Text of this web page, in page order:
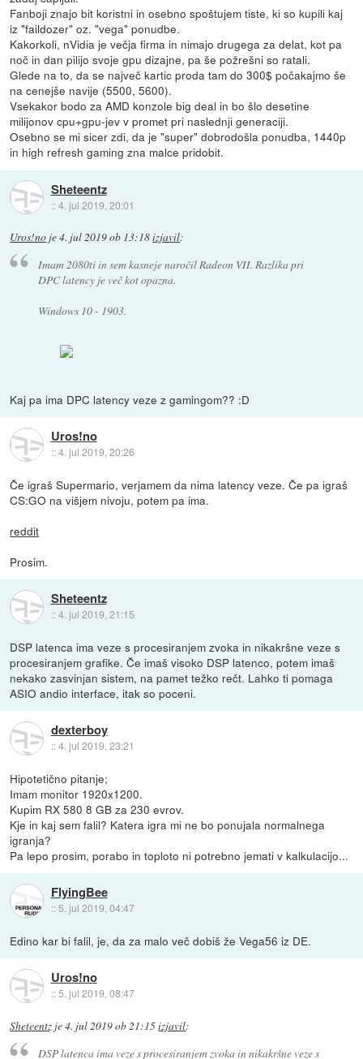
Fanboji znajo bit koristni in osebno spoštujem tiste, ki so kupili kaj
iz "faildozer" oz. "vega" ponudbe.
Kakorkoli, nVidia je večja firma in nimajo drugega za delat, kot pa
noč in dan pilijo svoje gpu dizajne, pa še požrešni so ratali.
Glede na to, da se največ kartic proda tam do 300$ počakajmo še
na cenejše navije (5500, 5600).
Vsekakor bodo za AMD konzole big deal in bo šlo desetine
milijonov cpu+gpu-jev v promet pri naslednji generaciji.
Osebno se mi sicer zdi, da je "super" dobrodošla ponudba, 1440p
in high refresh gaming zna malce pridobit.
Sheteentz
::4. jul 2019, 20:01
Uros!no je4. jul 2019 ob 13:18izjavil:
Imam 2080ti in sem kasneje naročil Radeon VII. Razlika pri
DPC latency je več kot opazna.
Windows 10 - 1903.
Kaj pa ima DPC latency veze z gamingom?? :D
Uros!no
::4. jul 2019, 20:26
Če igraš Supermario, verjamem da nima latency veze. Če pa igraš
CS:GO na višjem nivoju, potem pa ima.
reddit
Prosim.
Sheteentz
::4. jul 2019, 21:15
DSP latenca ima veze s procesiranjem zvoka in nikakršne veze s
procesiranjem grafike. Če imaš visoko DSP latenco, potem imaš
nekako zasvinjan sistem, na pamet težko rečt. Lahko ti pomaga
ASIO andio interface, itak so poceni.
dexterboy
::4. jul 2019, 23:21
Hipotetično pitanje;
Imam monitor 1920x1200.
Kupim RX 580 8 GB za 230 evrov.
Kje in kaj sem falil? Katera igra mi ne bo ponujala normalnega
igranja?
Pa lepo prosim, porabo in toploto ni potrebno jemati v kalkulacijo...
FlyingBee
:: 5. jul 2019, 04:47
Edino kar bi falil, je, da za malo več dobiš že Vega56 iz DE.
Uros!no
::5. jul 2019, 08:47
Sheteentz je4. jul 2019 ob 21:15izjavil:
DSP latenca ima veze s procesiranjem zvoka in nikakršne veze s